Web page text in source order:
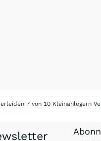
7 von 10 Kleinanlegern